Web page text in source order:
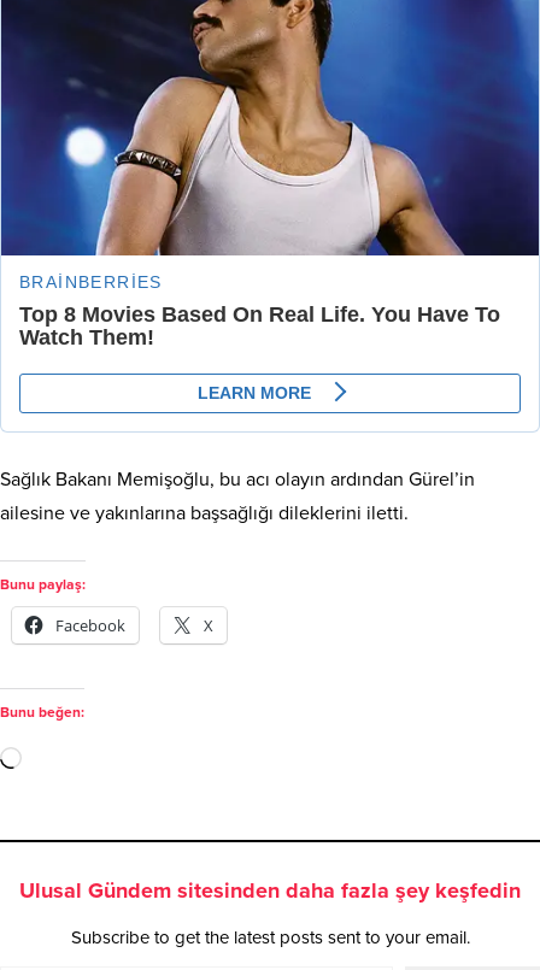
Sağlık Bakanı Memişoğlu, bu acı olayın ardından Gürel’in
ailesine ve yakınlarına başsağlığı dileklerini iletti.
Bunu paylaş:
Facebook X
Bunu beğen:
Ulusal Gündem sitesinden daha fazla şey keşfedin
Subscribe to get the latest posts sent to your email.